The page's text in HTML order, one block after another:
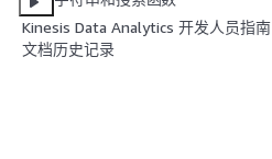
Kinesis Data Analytics 开发人员指南
文档历史记录